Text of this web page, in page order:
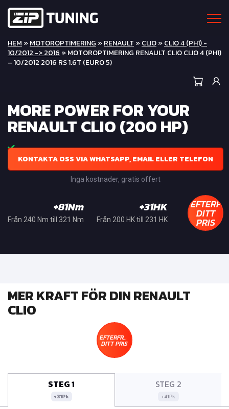
HEM »MOTOROPTIMERING »RENAULT »CLIO»CLIO 4 (PH1) -
10/2012 -> 2016 » MOTOROPTIMERING RENAULT CLIO CLIO 4 (PH1)
– 10/2012 2016 RS 1.6T (EURO 5)
MORE POWER FOR YOUR
RENAULT CLIO (200 HP)
KONTAKTA OSS VIA WHATSAPP, EMAIL ELLER TELEFON
Inga kostnader, gratis offert
+81Nm
Från 240 Nm till 321 Nm
+31HK
Från 200 HK till 231 HK DITT
PRIS
MER KRAFT FÖR DIN RENAULT
CLIO
EFTERFRÅGA
DITT PRIS
STEG 1
+31Pk
STEG 2
+41Pk